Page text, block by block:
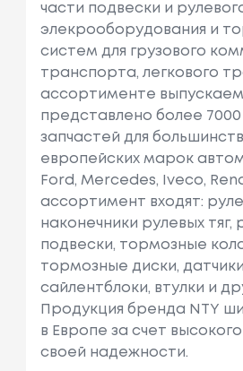
части подвески и
элекрооборудования и
систем для грузового
транспорта, легкового
ассортименте
представлено более
запчастей для
европейских марок
Ford, Mercedes, Iveco,
ассортимент входят:
наконечники рулевых тяг,
подвески, тормозные
тормозные диски, датчики
сайлентблоки, втулки и
Продукция бренда NTY
в Европе за счет
своей надежности.